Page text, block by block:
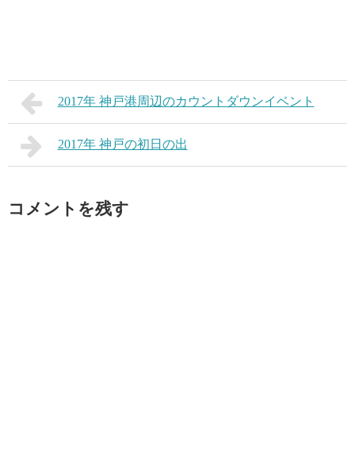
2017年 神戸港周辺のカウントダウンイベント
2017年 神戸の初日の出
コメントを残す